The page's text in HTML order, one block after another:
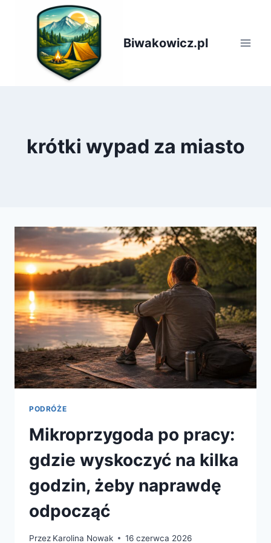
Biwakowicz.pl
krótki wypad za miasto
PODRÓŻE
Mikroprzygoda po pracy:
gdzie wyskoczyć na kilka
godzin, żeby naprawdę
odpocząć
Przez Karolina Nowak 16 czerwca 2026